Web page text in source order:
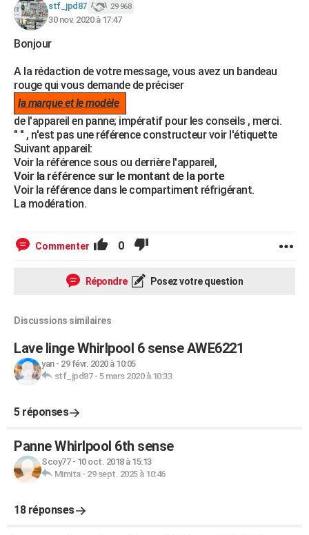
stf_jpd87 29 968
30 nov. 2020 à 17:47
Bonjour
A la rédaction de votre message, vous avez un bandeau
rouge qui vous demande de préciser
la marque et le modèle
de l'appareil en panne; impératif pour les conseils , merci.
" " , n'est pas une référence constructeur voir l'étiquette
Suivant appareil:
Voir la référence sous ou derrière l'appareil,
Voir la référence sur le montant de la porte
Voir la référence dans le compartiment réfrigérant.
La modération.
Commenter 0
Répondre Posez votre question
Discussions similaires
Lave linge Whirlpool 6 sense AWE6221
yan- 29 févr. 2020 à 10:05
stf_jpd87- 5 mars 2020 à 10:33
5 réponses
Panne Whirlpool 6th sense
Scoy77- 10 oct. 2018 à 15:13
Mimita- 29 sept. 2025 à 10:46
18 réponses